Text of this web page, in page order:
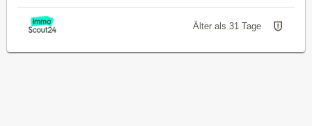
Älter als 31 Tage